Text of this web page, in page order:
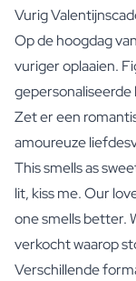
Vurig
Op de hoogdag
vuriger oplaaien.
gepersonaliseerde
Zet er een
amoureuze
This smells as
lit, kiss me. Our
one smells better.
verkocht waarop
Verschillende